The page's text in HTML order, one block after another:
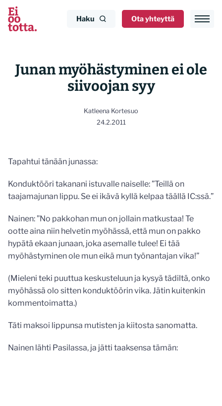
Siirry
sisältöön
Haku Ota yhteyttä
Junan myöhästyminen ei ole
siivoojan syy
Katleena Kortesuo
24.2.2011
Tapahtui tänään junassa:
Konduktööri takanani istuvalle naiselle: ”Teillä on
taajamajunan lippu. Se ei ikävä kyllä kelpaa täällä IC:ssä.”
Nainen: ”No pakkohan mun on jollain matkustaa! Te
ootte aina niin helvetin myöhässä, että mun on pakko
hypätä ekaan junaan, joka asemalle tulee! Ei tää
myöhästyminen ole mun eikä mun työnantajan vika!”
(Mieleni teki puuttua keskusteluun ja kysyä tädiltä, onko
myöhässä olo sitten konduktöörin vika. Jätin kuitenkin
kommentoimatta.)
Täti maksoi lippunsa mutisten ja kiitosta sanomatta.
Nainen lähti Pasilassa, ja jätti taaksensa tämän: